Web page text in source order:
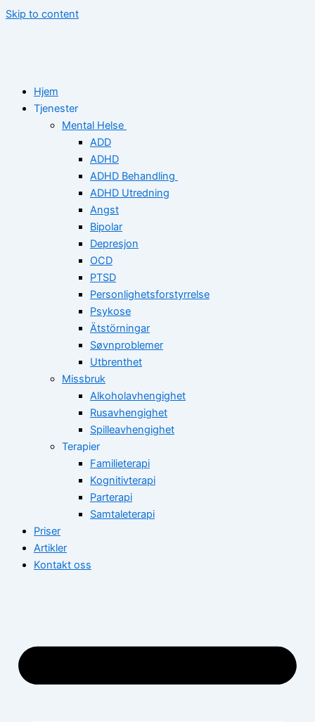
Skip to content
Hjem
Tjenester
Mental Helse
ADD
ADHD
ADHD Behandling
ADHD Utredning
Angst
Bipolar
Depresjon
OCD
PTSD
Personlighetsforstyrrelse
Psykose
Ätstörningar
Søvnproblemer
Utbrenthet
Missbruk
Alkoholavhengighet
Rusavhengighet
Spilleavhengighet
Terapier
Familieterapi
Kognitivterapi
Parterapi
Samtaleterapi
Priser
Artikler
Kontakt oss